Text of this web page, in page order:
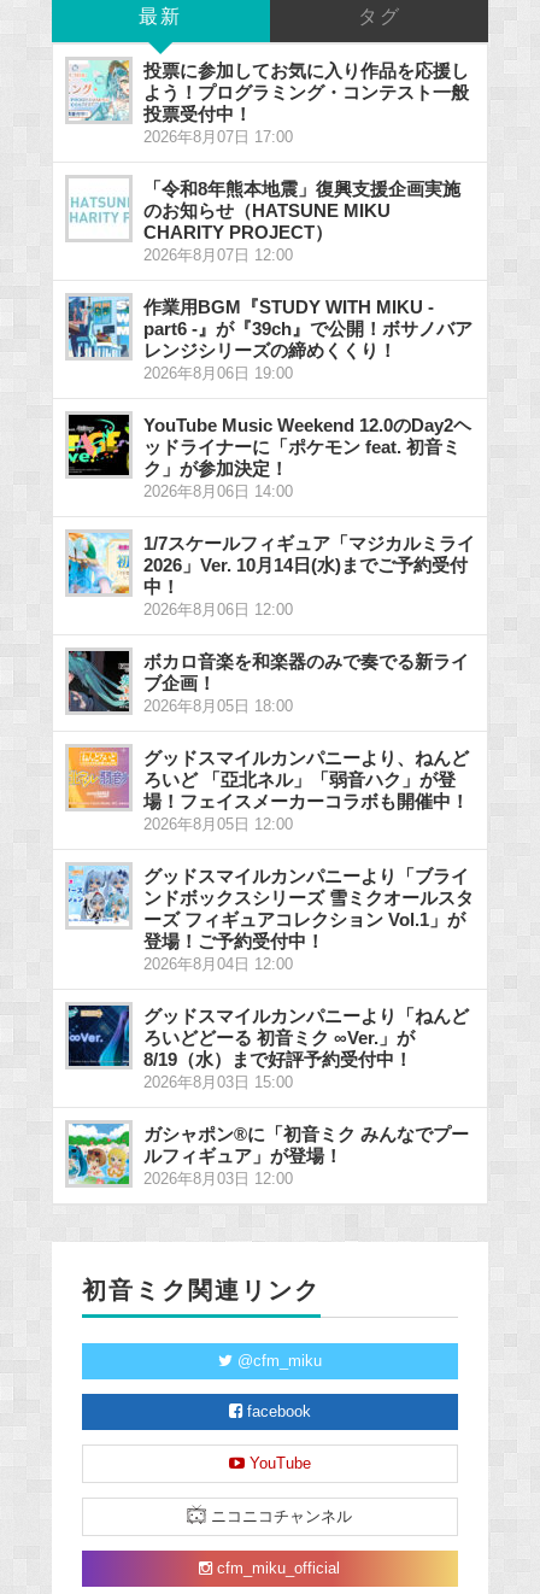
最新 タグ
投票に参加してお気に入り作品を応援し
よう！プログラミング・コンテスト一般
投票受付中！
2026年8月07日 17:00
「令和8年熊本地震」復興支援企画実施
のお知らせ（HATSUNE MIKU
CHARITY PROJECT）
2026年8月07日 12:00
作業用BGM『STUDY WITH MIKU -
part6 -』が『39ch』で公開！ボサノバア
レンジシリーズの締めくくり！
2026年8月06日 19:00
YouTube Music Weekend 12.0のDay2ヘ
ッドライナーに「ポケモン feat. 初音ミ
ク」が参加決定！
2026年8月06日 14:00
1/7スケールフィギュア「マジカルミライ
2026」Ver. 10月14日(水)までご予約受付
中！
2026年8月06日 12:00
ボカロ音楽を和楽器のみで奏でる新ライ
ブ企画！
2026年8月05日 18:00
グッドスマイルカンパニーより、ねんど
ろいど 「亞北ネル」「弱音ハク」が登
場！フェイスメーカーコラボも開催中！
2026年8月05日 12:00
グッドスマイルカンパニーより「ブライ
ンドボックスシリーズ 雪ミクオールスタ
ーズ フィギュアコレクション Vol.1」が
登場！ご予約受付中！
2026年8月04日 12:00
グッドスマイルカンパニーより「ねんど
ろいどどーる 初音ミク ∞Ver.」が
8/19（水）まで好評予約受付中！
2026年8月03日 15:00
ガシャポン®に「初音ミク みんなでプー
ルフィギュア」が登場！
2026年8月03日 12:00
初音ミク関連リンク
@cfm_miku
facebook
YouTube
ニコニコチャンネル
cfm_miku_official